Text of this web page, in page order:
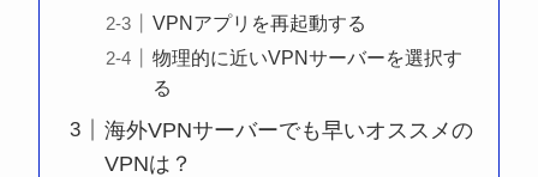
VPNアプリを再起動する
物理的に近いVPNサーバーを選択す
る
海外VPNサーバーでも早いオススメの
VPNは？